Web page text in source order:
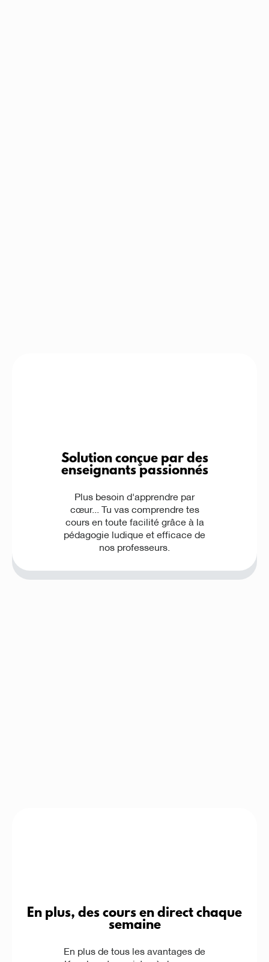
Solution conçue par des
enseignants passionnés
Plus besoin d'apprendre par
cœur... Tu vas comprendre tes
cours en toute facilité grâce à la
pédagogie ludique et efficace de
nos professeurs.
En plus, des cours en direct chaque
semaine
En plus de tous les avantages de